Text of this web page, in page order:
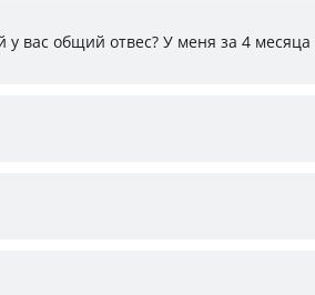
у вас общий отвес? У меня за 4